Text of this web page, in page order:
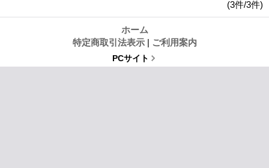
(3件/3件)
ホーム
特定商取引法表示 | ご利用案内
PCサイト